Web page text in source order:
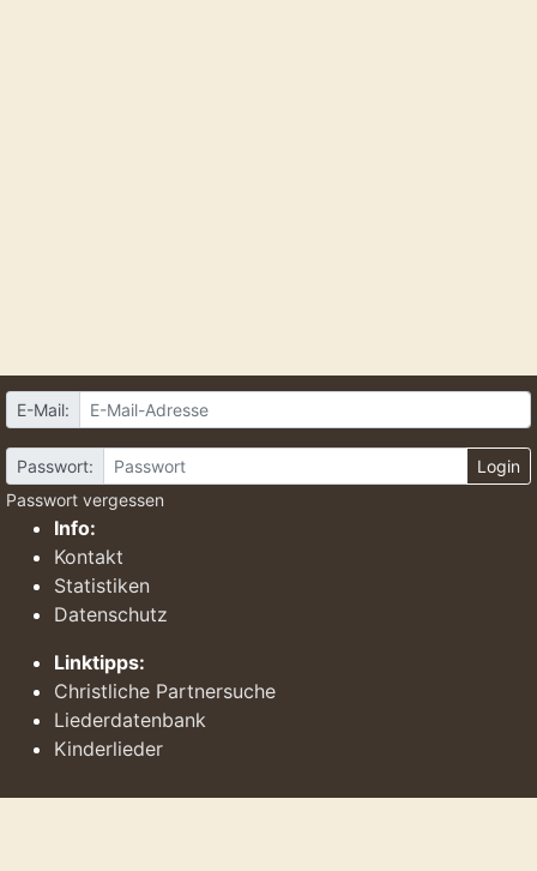
E-Mail:
Passwort:
Login
Passwort vergessen
Info:
Kontakt
Statistiken
Datenschutz
Linktipps:
Christliche Partnersuche
Liederdatenbank
Kinderlieder